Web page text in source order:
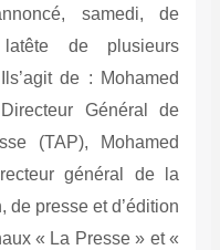
samedi, de
de plusieurs
de : Mohamed
Général de
(TAP), Mohamed
général de la
de presse et d’édition
« La Presse » et «